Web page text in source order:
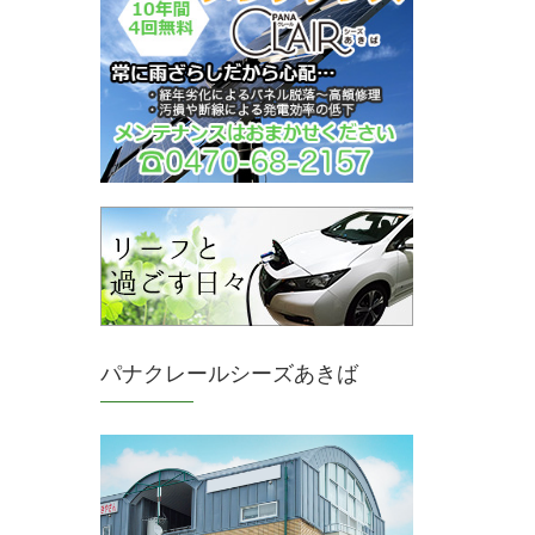
パナクレールシーズあきば